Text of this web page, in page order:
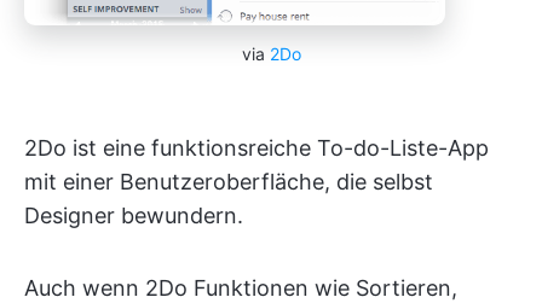
via 2Do
2Do ist eine funktionsreiche To-do-Liste-App
mit einer Benutzeroberfläche, die selbst
Designer bewundern.
Auch wenn 2Do Funktionen wie Sortieren,